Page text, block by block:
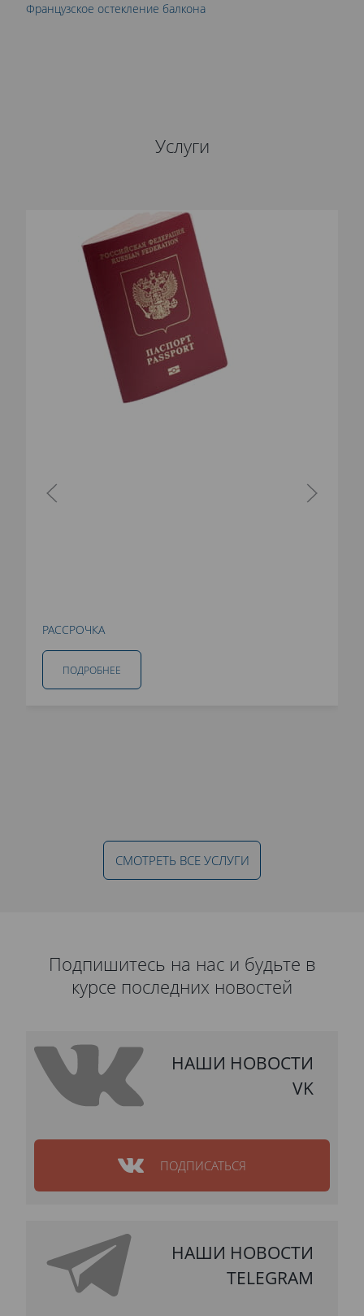
Французское остекление балкона
Услуги
РАССРОЧКА
ПОДРОБНЕЕ
СМОТРЕТЬ ВСЕ УСЛУГИ
Подпишитесь на нас и будьте в
курсе последних новостей
НАШИ НОВОСТИ
VK
ПОДПИСАТЬСЯ
НАШИ НОВОСТИ
TELEGRAM